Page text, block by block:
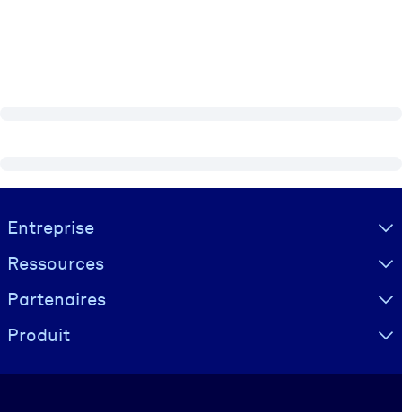
Visually hidden Text
Entreprise
Ressources
Partenaires
Produit